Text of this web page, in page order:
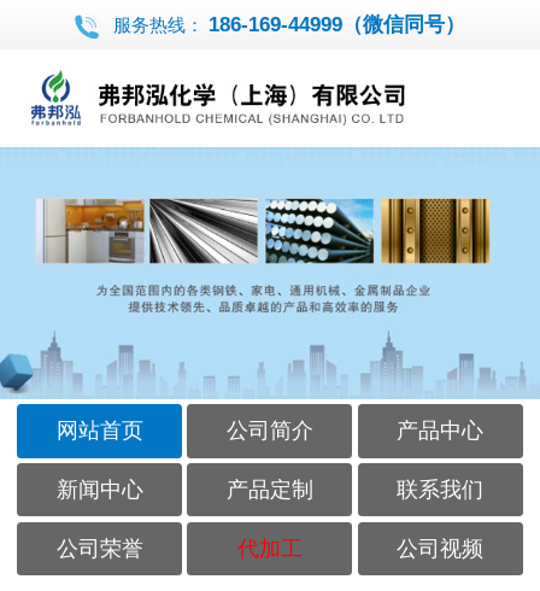
服务热线： 186-169-44999（微信同号）
网站首页 公司简介 产品中心
新闻中心 产品定制 联系我们
公司荣誉 代加工 公司视频